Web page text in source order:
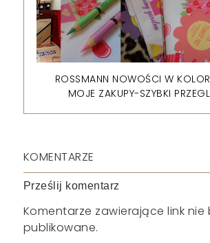
ROSSMANN NOWOŚCI W
MOJE ZAKUPY-SZYBKI
KOMENTARZE
Prześlij komentarz
Komentarze zawierające link nie
publikowane.